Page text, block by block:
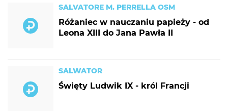
SALVATORE M. PERRELLA OSM
Różaniec w nauczaniu papieży - od
Leona XIII do Jana Pawła II
SALWATOR
Święty Ludwik IX - król Francji